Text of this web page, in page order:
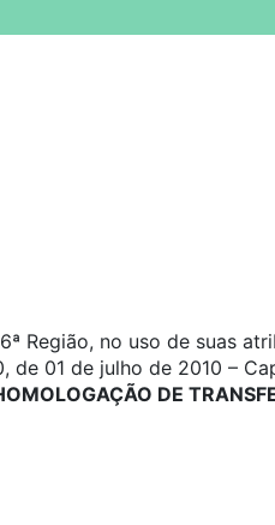
Região, no uso de suas
de 01 de julho de 2010 –
DE